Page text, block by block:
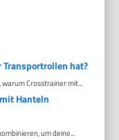
hat?
Crosstrainer mit...
Hanteln
um deine...